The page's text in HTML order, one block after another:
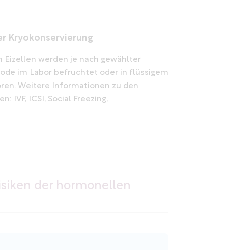
Kryokonservierung
Eizellen werden je nach gewählter
im Labor befruchtet oder in flüssigem
Weitere Informationen zu den
IVF, ICSI, Social Freezing,
der hormonellen